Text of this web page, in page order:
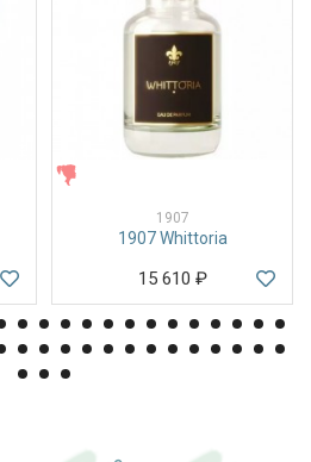
1907
1907 Whittoria
15 610 ₽